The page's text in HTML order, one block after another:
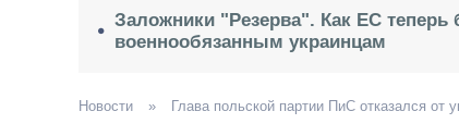
Заложники "Резерва". Как ЕС теперь
военнообязанным украинцам
Новости » Глава польской партии ПиС отказался от